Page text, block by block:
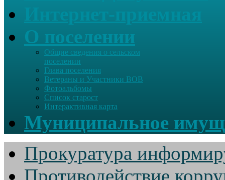
О поселении
Общие сведения о сельском
поселении
Глава поселения
Ветераны и Участники ВОВ
Фотоальбомы
Список старост
Интерактивная карта
Муниципальное
Прокуратура